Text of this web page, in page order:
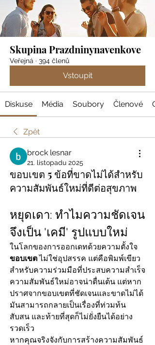
Skupina Prazdninynavenkove
Veřejná · 394 členů
Vstoupit
Diskuse Média Soubory Členové
Zpět
brock lesnar
21. listopadu 2025
ขอบเขต 5 ข้อที่ขาดไม่ได้สำหรับ
ความสัมพันธ์ใหม่ที่ดีต่อสุขภาพ
หยุดเดา: ทำไมความชัดเจน
จึงเป็น 'เคมี' รูปแบบใหม่
ขอบเขต ไม่ใช่อุปสรรค แต่คือพิมพ์เขียว
สำหรับความร่วมมือที่ประสบความสำเร็จ
ความสัมพันธ์ใหม่อาจน่าตื่นเต้น แต่หาก
ปราศจากขอบเขตที่ชัดเจนและขาดไม่ได้
มันสามารถกลายเป็นเรื่องที่ท่วมท้น
สับสน และท้ายที่สุดก็ไม่ยั่งยืนได้อย่าง
รวดเร็ว
หากคุณจริงจังกับการสร้างความสัมพันธ์